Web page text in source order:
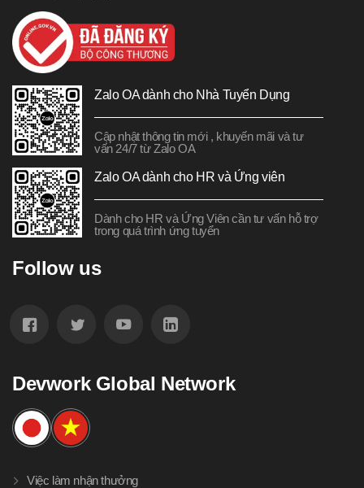
Zalo OA dành cho Nhà Tuyển Dụng
Cập nhật thông tin mới , khuyến mãi và tư
vấn 24/7 từ Zalo OA
Zalo OA dành cho HR và Ứng viên
Dành cho HR và Ứng Viên cần tư vấn hỗ trợ
trong quá trình ứng tuyển
Follow us
Devwork Global Network
Việc làm nhận thưởng